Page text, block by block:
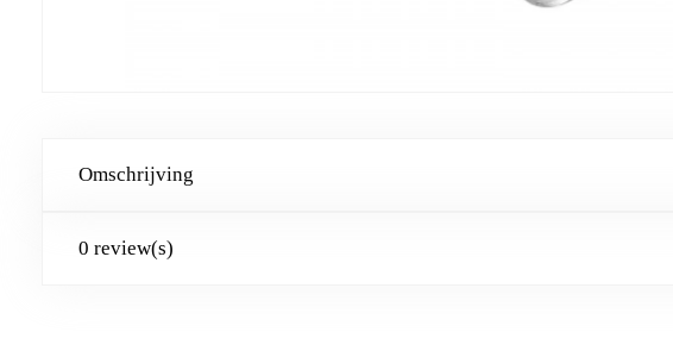
Omschrijving
0 review(s)